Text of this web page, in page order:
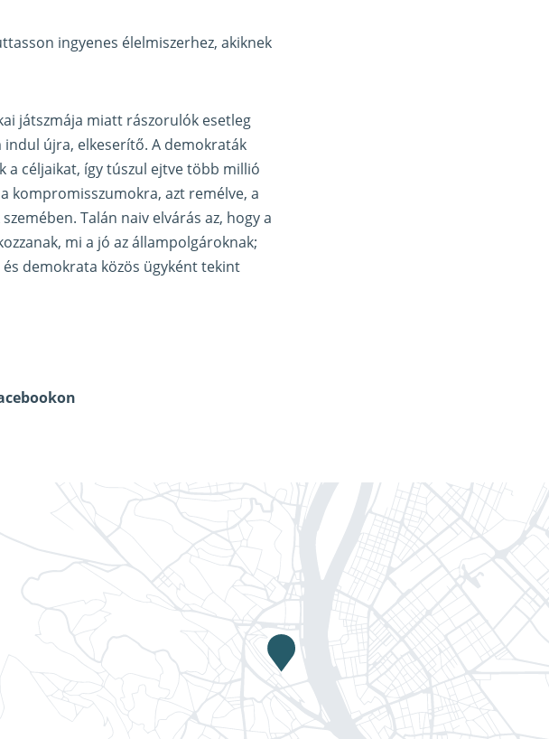
ingyenes élelmiszerhez, akiknek
játszmája miatt rászorulók esetleg
újra, elkeserítő. A demokraták
a céljaikat, így túszul ejtve több millió
kompromisszumokra, azt remélve, a
Talán naiv elvárás az, hogy a
mi a jó az állampolgároknak;
demokrata közös ügyként tekint